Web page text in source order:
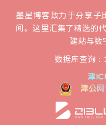
墨星博客致力于分享子
间。这里汇集了精选的
建站与数
数据库查询
津
津公